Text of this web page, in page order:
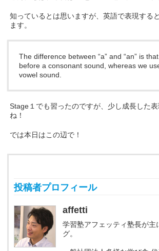
知っているとは思いますが、英語で表現する
ます。
The difference between “a” and “an” is
before a consonant sound, whereas we
vowel sound.
Stage１でも習ったのですが、少し成長した
ね！
では本日はこの辺で！
投稿者プロフィール
affetti
学習塾アフェッティ塾長が主
グ。